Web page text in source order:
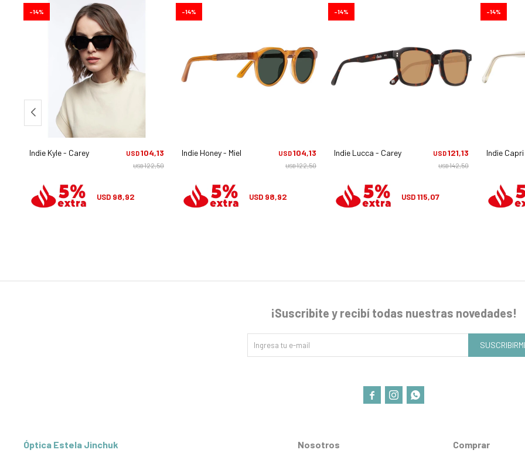
Indie Kyle - Carey USD104,13
USD122,50
14
USD 98,92
Indie Honey - Miel USD104,13
USD122,50
14
USD 98,92
Indie Lucca - Carey USD121,13
USD142,50
14
USD115,07
Indie
14
Óptica Estela Jinchuk Nosotros Comprar
¡Suscribite y recibí todas nuestras novedades!
  